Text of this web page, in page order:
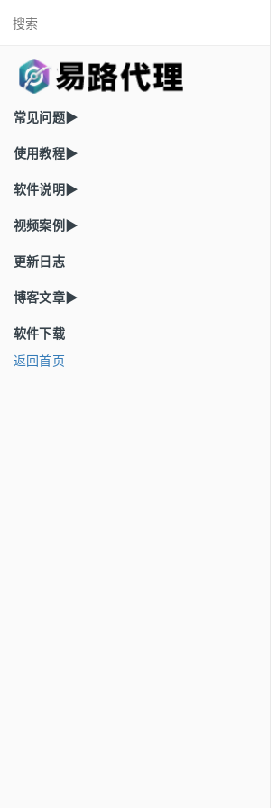
常见问题▶
使用教程▶
软件说明▶
视频案例▶
更新日志
博客文章▶
软件下载
返回首页